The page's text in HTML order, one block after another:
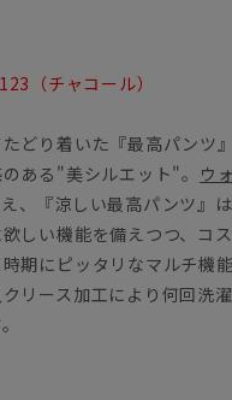
（チャコール）
どり着いた『最高パンツ
ある"美シルエット"。 ウ
、『涼しい最高パンツ』
しい機能を備えつつ、コ
期にピッタリなマルチ機
リース加工により何回洗